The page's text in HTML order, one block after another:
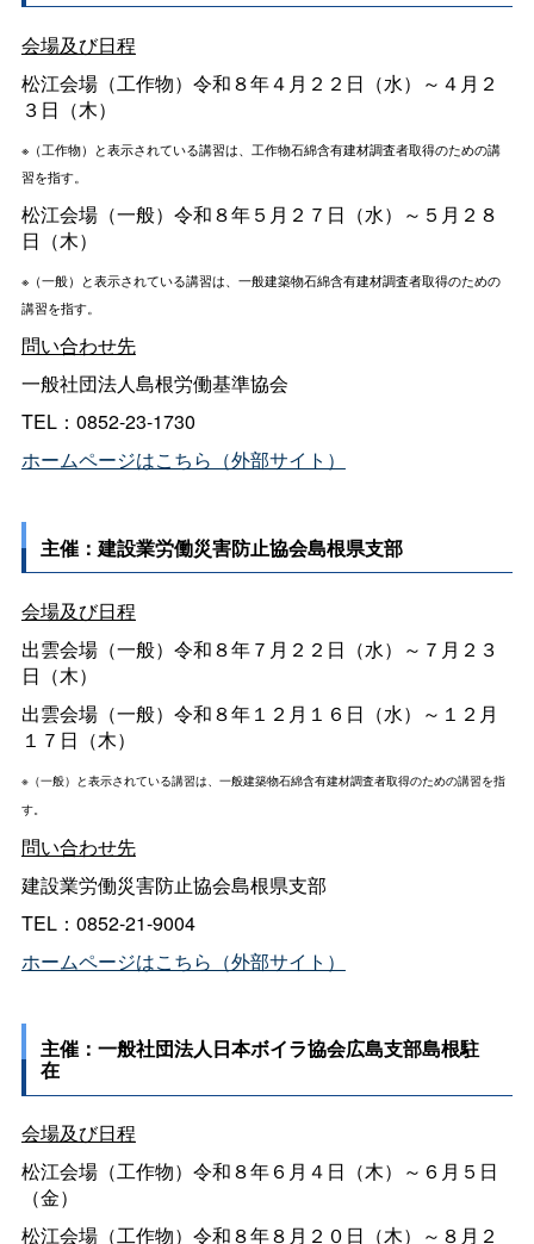
会場及び日程
松江会場（工作物）令和８年４月２２日（水）～４月２
３日（木）
※（工作物）と表示されている講習は、工作物石綿含有建材調査者取得のための講
習を指す。
松江会場（一般）令和８年５月２７日（水）～５月２８
日（木）
※（一般）と表示されている講習は、一般建築物石綿含有建材調査者取得のための
講習を指す。
問い合わせ先
一般社団法人島根労働基準協会
TEL：0852-23-1730
ホームページはこちら（外部サイト）
主催：建設業労働災害防止協会島根県支部
会場及び日程
出雲会場（一般）令和８年７月２２日（水）～７月２３
日（木）
出雲会場（一般）令和８年１２月１６日（水）～１２月
１７日（木）
※（一般）と表示されている講習は、一般建築物石綿含有建材調査者取得のための講習を指
す。
問い合わせ先
建設業労働災害防止協会島根県支部
TEL：0852-21-9004
ホームページはこちら（外部サイト）
主催：一般社団法人日本ボイラ協会広島支部島根駐
在
会場及び日程
松江会場（工作物）令和８年６月４日（木）～６月５日
（金）
松江会場（工作物）令和８年８月２０日（木）～８月２